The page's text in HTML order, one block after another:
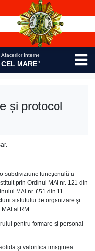
Interne
MARE"
și protocol
funcţională a
prin Ordinul MAI nr. 121 din
MAI nr. 651 din 11
statutului de organizare şi
MAI al RM.
pentru formare şi personal
şi valorifica imaginea